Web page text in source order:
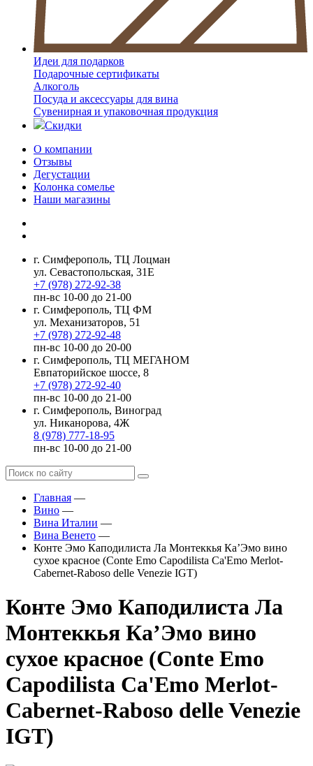
Идеи для подарков
Подарочные сертификаты
Алкоголь
Посуда и аксессуары для вина
Сувенирная и упаковочная продукция
Скидки
О компании
Отзывы
Дегустации
Колонка сомелье
Наши магазины
г. Симферополь, ТЦ Лоцман
ул. Севастопольская, 31Е
+7 (978) 272-92-38
пн-вс 10-00 до 21-00
г. Симферополь, ТЦ ФМ
ул. Механизаторов, 51
+7 (978) 272-92-48
пн-вс 10-00 до 20-00
г. Симферополь, ТЦ МЕГАНОМ
Евпаторийское шоссе, 8
+7 (978) 272-92-40
пн-вс 10-00 до 21-00
г. Симферополь, Виноград
ул. Никанорова, 4Ж
8 (978) 777-18-95
пн-вс 10-00 до 21-00
Главная —
Вино —
Вина Италии —
Вина Венето —
Конте Эмо Каподилиста Ла Монтеккья Ка’Эмо вино
сухое красное (Conte Emo Capodilista Ca'Emo Merlot-
Cabernet-Raboso delle Venezie IGT)
Конте Эмо Каподилиста Ла
Монтеккья Ка’Эмо вино
сухое красное (Conte Emo
Capodilista Ca'Emo Merlot-
Cabernet-Raboso delle Venezie
IGT)